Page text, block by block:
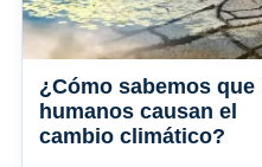
¿Cómo sabemos que
humanos causan el
cambio climático?